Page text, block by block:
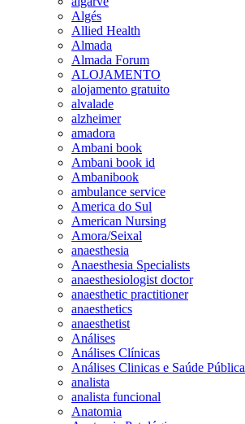
Algés
Allied Health
Almada
Almada Forum
ALOJAMENTO
alojamento gratuito
alvalade
alzheimer
amadora
Ambani book
Ambani book id
Ambanibook
ambulance service
America do Sul
American Nursing
Amora/Seixal
anaesthesia
Anaesthesia Specialists
anaesthesiologist doctor
anaesthetic practitioner
anaesthetics
anaesthetist
Análises
Análises Clínicas
Análises Clinicas e Saúde Pública
analista
analista funcional
Anatomia